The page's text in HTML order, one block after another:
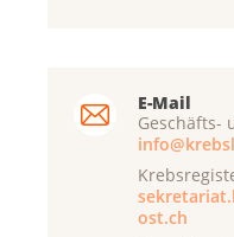
E-Mail
Geschäfts-
ost.ch